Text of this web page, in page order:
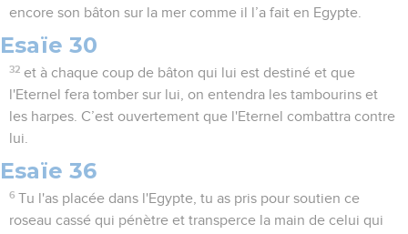
encore son bâton sur la mer comme il l’a fait en Egypte.
Esaïe 30
32 et à chaque coup de bâton qui lui est destiné et que
l'Eternel fera tomber sur lui, on entendra les tambourins et
les harpes. C’est ouvertement que l'Eternel combattra contre
lui.
Esaïe 36
6 Tu l'as placée dans l'Egypte, tu as pris pour soutien ce
roseau cassé qui pénètre et transperce la main de celui qui